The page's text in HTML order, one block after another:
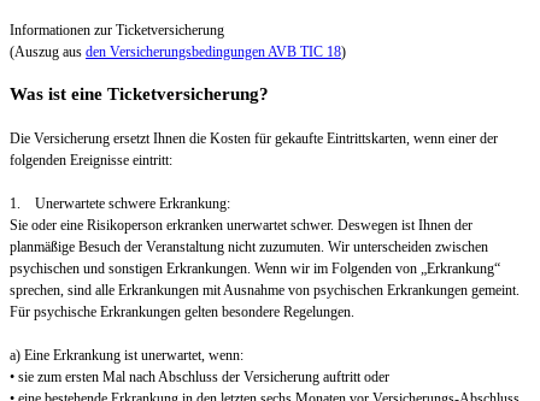
Informationen zur Ticketversicherung
(Auszug aus den Versicherungsbedingungen AVB TIC 18)
Was ist eine Ticketversicherung?
Die Versicherung ersetzt Ihnen die Kosten für gekaufte Eintrittskarten, wenn einer der
folgenden Ereignisse eintritt:
1. Unerwartete schwere Erkrankung:
Sie oder eine Risikoperson erkranken unerwartet schwer. Deswegen ist Ihnen der
planmäßige Besuch der Veranstaltung nicht zuzumuten. Wir unterscheiden zwischen
psychischen und sonstigen Erkrankungen. Wenn wir im Folgenden von „Erkrankung“
sprechen, sind alle Erkrankungen mit Ausnahme von psychischen Erkrankungen gemeint.
Für psychische Erkrankungen gelten besondere Regelungen.
a) Eine Erkrankung ist unerwartet, wenn:
• sie zum ersten Mal nach Abschluss der Versicherung auftritt oder